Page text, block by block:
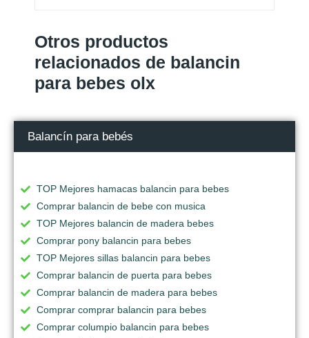
Otros productos
relacionados de balancin
para bebes olx
Balancín para bebés
TOP Mejores hamacas balancin para bebes
Comprar balancin de bebe con musica
TOP Mejores balancin de madera bebes
Comprar pony balancin para bebes
TOP Mejores sillas balancin para bebes
Comprar balancin de puerta para bebes
Comprar balancin de madera para bebes
Comprar comprar balancin para bebes
Comprar columpio balancin para bebes